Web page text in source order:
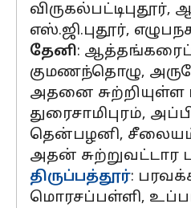
விருகல்பட்டிபுதூர்,
எஸ்.ஜி.புதூர்,
தேனி:
குமணந்தொழு,
அதனை சுற்றியுள்ள
துரைசாமிபுரம்,
தென்பழனி,
அதன் சுற்றுவட்டார
திருப்பத்தூர்:
மொரசப்பள்ளி,